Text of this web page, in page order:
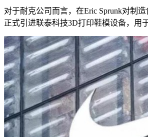
对于耐克公司而言，在Eric Sprunk对制
正式引进联泰科技3D打印鞋模设备，用